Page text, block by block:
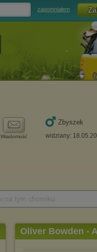
zapomniałem
Wiadomość
Zbyszek
widziany:
Oliver Bowden -